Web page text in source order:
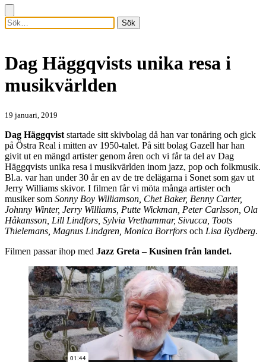
Sök
Dag Häggqvists unika resa i
musikvärlden
19 januari, 2019
Dag Häggqvist startade sitt skivbolag då han var tonåring och gick
på Östra Real i mitten av 1950-talet. På sitt bolag Gazell har han
givit ut en mängd artister genom åren och vi får ta del av Dag
Häggqvists unika resa i musikvärlden inom jazz, pop och folkmusik.
Bl.a. var han under 30 år en av de tre delägarna i Sonet som gav ut
Jerry Williams skivor. I filmen får vi möta många artister och
musiker som Sonny Boy Williamson, Chet Baker, Benny Carter,
Johnny Winter, Jerry Williams, Putte Wickman, Peter Carlsson, Ola
Håkansson, Lill Lindfors, Sylvia Vrethammar, Sivucca, Toots
Thielemans, Magnus Lindgren, Monica Borrfors och Lisa Rydberg.
Filmen passar ihop med Jazz Greta – Kusinen från landet.